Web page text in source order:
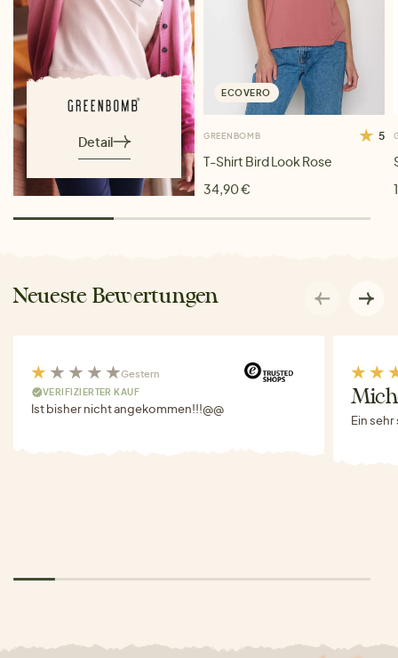
Detail
ECOVERO
GREENBOMB 5
T-Shirt Bird Look Rose
34,90 €
Neueste Bewertungen
Gestern
VERIFIZIERTER KAUF
Ist bisher nicht angekommen!!!@@
Ein